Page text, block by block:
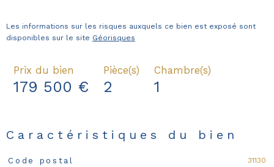
Les informations sur les risques auxquels ce bien est exposé sont
disponibles sur le site Géorisques
Prix du bien
179 500 €
Pièce(s)
2
Chambre(s)
1
Caractéristiques du bien
Caractéristiques
Code postal 31130